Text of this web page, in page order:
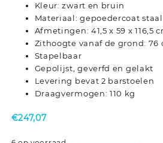
Kleur: zwart en bruin
Materiaal: gepoedercoat
Afmetingen: 41,5 x 59 x 116,5
Zithoogte vanaf de grond: 76
Stapelbaar
Gepolijst, geverfd en gelakt
Levering bevat 2 barstoelen
Draagvermogen: 110 kg
€247,07